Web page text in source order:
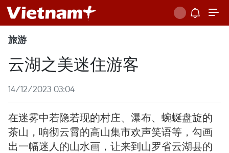
旅游
云湖之美迷住游客
14/12/2023 03:04
在迷雾中若隐若现的村庄、瀑布、蜿蜒盘旋的
茶山，响彻云霄的高山集市欢声笑语等，勾画
出一幅迷人的山水画，让来到山罗省云湖县的